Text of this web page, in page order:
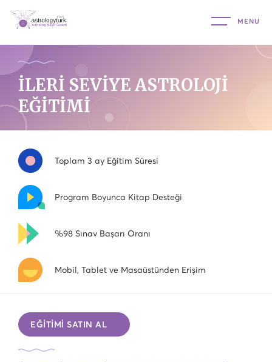
İLERİ SEVİYE ASTROLOJİ
EĞİTİMİ
Toplam 3 ay Eğitim Süresi
Program Boyunca Kitap Desteği
%98 Sınav Başarı Oranı
Mobil, Tablet ve Masaüstünden Erişim
EĞİTİMİ SATIN AL